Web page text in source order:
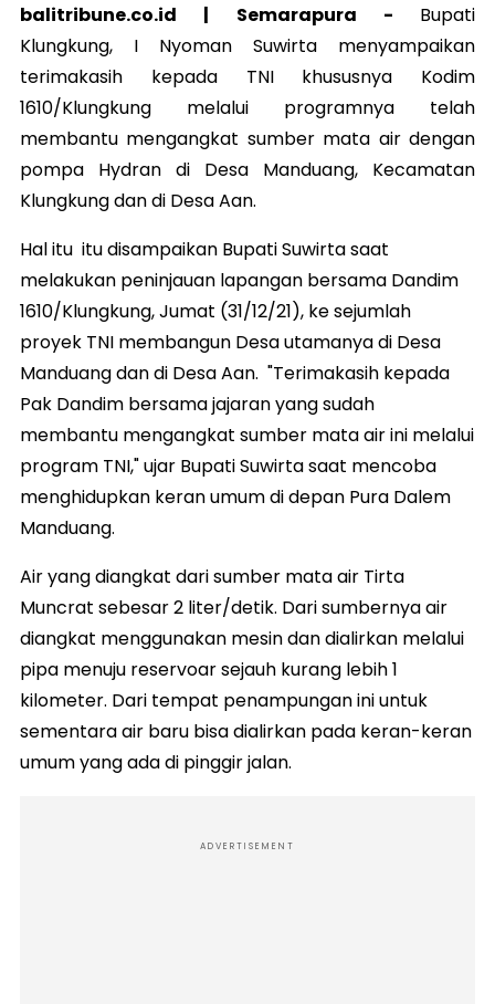
balitribune.co.id | Semarapura - Bupati
Klungkung, I Nyoman Suwirta menyampaikan
terimakasih kepada TNI khususnya Kodim
1610/Klungkung melalui programnya telah
membantu mengangkat sumber mata air dengan
pompa Hydran di Desa Manduang, Kecamatan
Klungkung dan di Desa Aan.
Hal itu itu disampaikan Bupati Suwirta saat
melakukan peninjauan lapangan bersama Dandim
1610/Klungkung, Jumat (31/12/21), ke sejumlah
proyek TNI membangun Desa utamanya di Desa
Manduang dan di Desa Aan. "Terimakasih kepada
Pak Dandim bersama jajaran yang sudah
membantu mengangkat sumber mata air ini melalui
program TNI," ujar Bupati Suwirta saat mencoba
menghidupkan keran umum di depan Pura Dalem
Manduang.
Air yang diangkat dari sumber mata air Tirta
Muncrat sebesar 2 liter/detik. Dari sumbernya air
diangkat menggunakan mesin dan dialirkan melalui
pipa menuju reservoar sejauh kurang lebih 1
kilometer. Dari tempat penampungan ini untuk
sementara air baru bisa dialirkan pada keran-keran
umum yang ada di pinggir jalan.
ADVERTISEMENT